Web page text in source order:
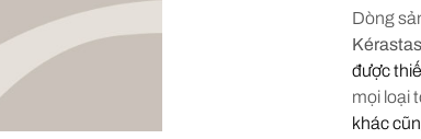
Dòng
được
mọi loại
khác